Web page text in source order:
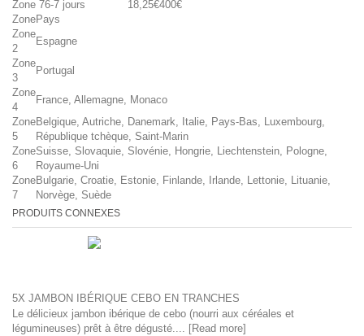
Zone 76-7 jours 18,25€400€
ZonePays
Zone
2
Espagne
Zone
3
Portugal
Zone
4
France, Allemagne, Monaco
Zone
5
Belgique, Autriche, Danemark, Italie, Pays-Bas, Luxembourg,
République tchèque, Saint-Marin
Zone
6
Suisse, Slovaquie, Slovénie, Hongrie, Liechtenstein, Pologne,
Royaume-Uni
Zone
7
Bulgarie, Croatie, Estonie, Finlande, Irlande, Lettonie, Lituanie,
Norvège, Suède
PRODUITS CONNEXES
5X JAMBON IBÉRIQUE CEBO EN TRANCHES
Le délicieux jambon ibérique de cebo (nourri aux céréales et
légumineuses) prêt à être dégusté.... [Read more]